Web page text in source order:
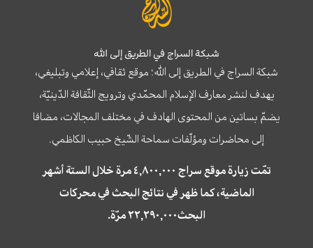
شبكة السراج في الطريق إلى الله
شبكة السراج في الطريق إلى الله؛ موقع ثقافي، إعلامي وتبليغي،
يهدف لنشر معارف الإسلام المحمّدي وترويج الثّقافة الدّينيّة،
يضمّ بساتين من المحتوى الهادف في مختلف المجالات، مضافا
إلى محاضرات ومؤلّفات سماحة الشّيخ حبيب الكاظمي.
تمّت زيارة موقع سراج ٤,٨٠٠,٠٠٠ مرة خلال الستة أشهر
الماضية، كما ظهر في نتائج البحث في محركات
البحث٢٢,٢٩٠,٠٠٠ مرّة.